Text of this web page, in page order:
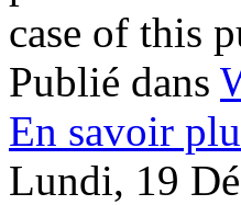
case of this
Publié dans
En savoir
Lundi, 19